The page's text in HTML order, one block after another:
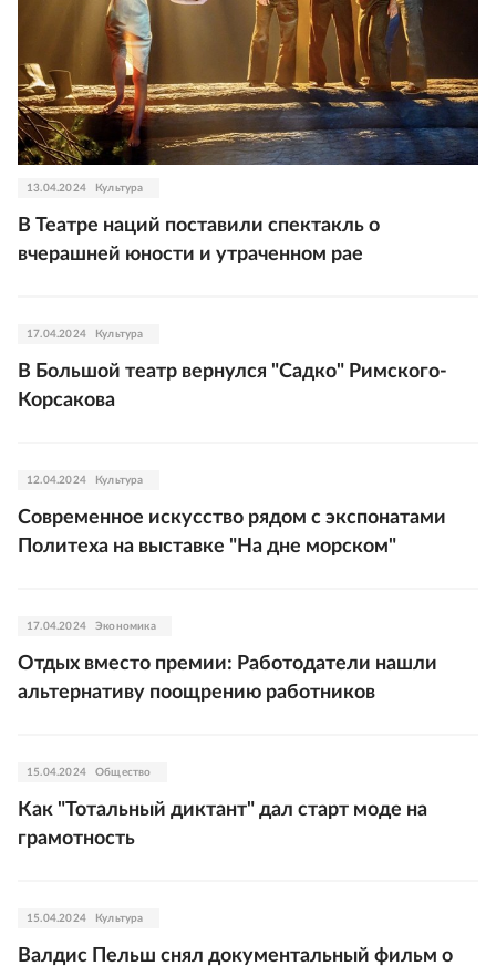
13.04.2024 Культура
В Театре наций поставили спектакль о
вчерашней юности и утраченном рае
17.04.2024 Культура
В Большой театр вернулся "Садко" Римского-
Корсакова
12.04.2024 Культура
Современное искусство рядом с экспонатами
Политеха на выставке "На дне морском"
17.04.2024 Экономика
Отдых вместо премии: Работодатели нашли
альтернативу поощрению работников
15.04.2024 Общество
Как "Тотальный диктант" дал старт моде на
грамотность
15.04.2024 Культура
Валдис Пельш снял документальный фильм о